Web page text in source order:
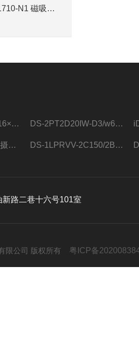
海康威视DS-MH1710-N1 磁吸背夹记录仪配件
DS-8864N-R16/4K-16×4T/希捷16盘位录像机 DS-2PT2D20IW-D3/w64路高清硬盘录像机
C6C无极版萤石监控摄像头 DS-1LPRVV-2C150/2B监控室外夜视高清电源线护套线200米/卷
新路二巷十六号101室
限公司 版权所有 粤ICP备